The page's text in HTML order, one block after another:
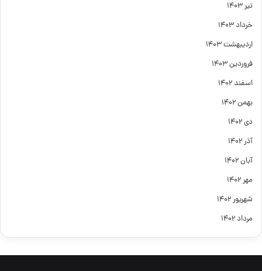
تیر ۱۴۰۳
خرداد ۱۴۰۳
اردیبهشت ۱۴۰۳
فروردین ۱۴۰۳
اسفند ۱۴۰۲
بهمن ۱۴۰۲
دی ۱۴۰۲
آذر ۱۴۰۲
آبان ۱۴۰۲
مهر ۱۴۰۲
شهریور ۱۴۰۲
مرداد ۱۴۰۲